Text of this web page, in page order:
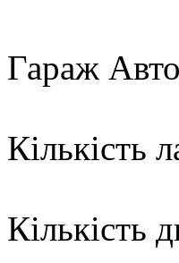
Гараж
Кількість
Кількість